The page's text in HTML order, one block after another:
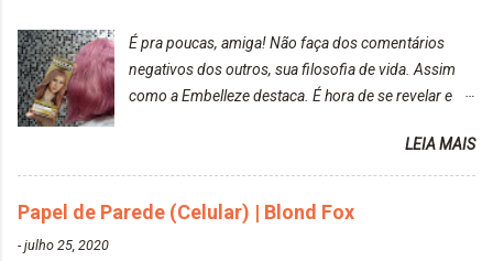
DekapColor "Minha mãe é lindaaaaa" Para quem
não conhece, o DekapColor é um p...
É pra poucas, amiga! Não faça dos comentários
negativos dos outros, sua filosofia de vida. Assim
como a Embelleze destaca. É hora de se revelar e
vip Maxton liberdade para ser mais você Loiro Rosé
10.04. Após 30 minutos no cabelo, retirei o excesso
da tintura no banho e notei que os fios estavam
ressecados (Já ensinamos aqui no site, uma
LEIA MAIS
Papel de Parede (Celular) | Blond Fox
-julho 25, 2020